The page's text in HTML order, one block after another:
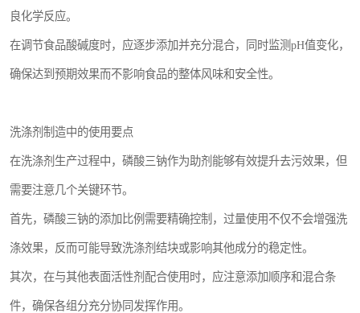
良化学反应。
在调节食品酸碱度时，应逐步添加并充分混合，同时监测pH值变化，
确保达到预期效果而不影响食品的整体风味和安全性。
洗涤剂制造中的使用要点
在洗涤剂生产过程中，磷酸三钠作为助剂能够有效提升去污效果，但
需要注意几个关键环节。
首先，磷酸三钠的添加比例需要精确控制，过量使用不仅不会增强洗
涤效果，反而可能导致洗涤剂结块或影响其他成分的稳定性。
其次，在与其他表面活性剂配合使用时，应注意添加顺序和混合条
件，确保各组分充分协同发挥作用。